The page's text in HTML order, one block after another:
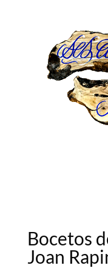
Bocetos
Joan